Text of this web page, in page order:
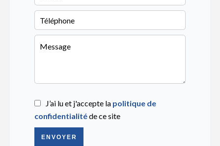
J’ai lu et j'accepte la politique de
confidentialitéde ce site
ENVOYER